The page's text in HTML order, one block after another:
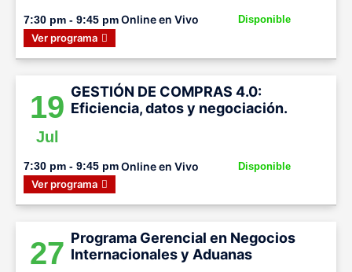
7:30 pm - 9:45 pmOnline en Vivo Disponible
Ver programa
19
Jul
GESTIÓN DE COMPRAS 4.0:
Eficiencia, datos y negociación.
7:30 pm - 9:45 pmOnline en Vivo Disponible
Ver programa
27 Programa Gerencial en Negocios
Internacionales y Aduanas